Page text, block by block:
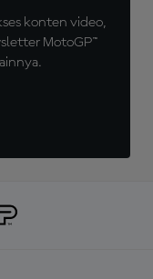
konten video,
MotoGP™